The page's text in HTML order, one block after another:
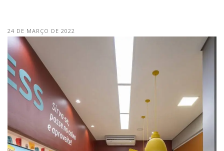
24 DE MARÇO DE 2022